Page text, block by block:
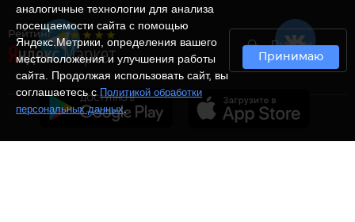
Рейтинг
Пункты
самовывоза
аналогичные технологии для анализа
посещаемости сайта с помощью
Яндекс.Метрики, определения вашего
местоположения и улучшения работы
сайта. Продолжая использовать сайт, вы
соглашаетесь с Политикой обработки
персональных данных.
Принимаю